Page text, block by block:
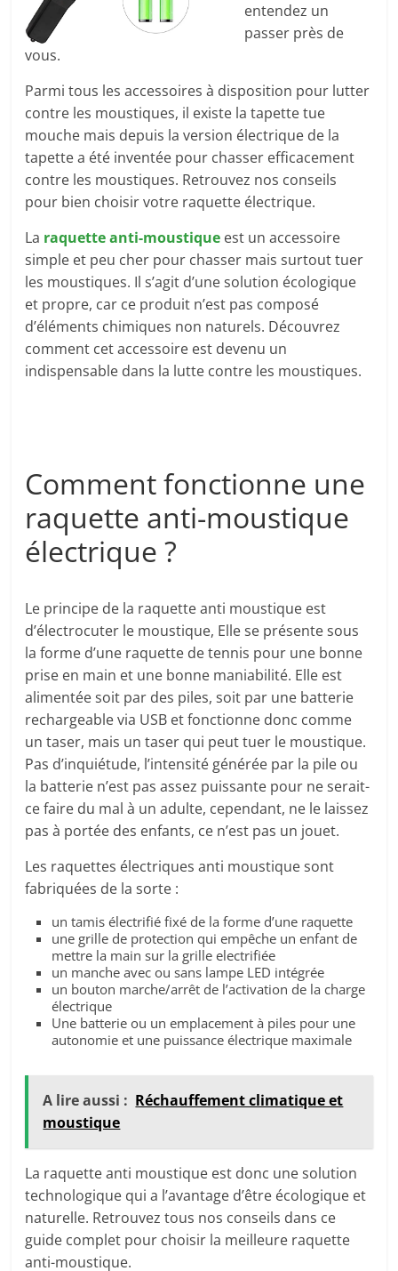
entendez un
passer près de
vous.
Parmi tous les accessoires à disposition pour lutter
contre les moustiques, il existe la tapette tue
mouche mais depuis la version électrique de la
tapette a été inventée pour chasser efficacement
contre les moustiques. Retrouvez nos conseils
pour bien choisir votre raquette électrique.
La raquette anti-moustique est un accessoire
simple et peu cher pour chasser mais surtout tuer
les moustiques. Il s’agit d’une solution écologique
et propre, car ce produit n’est pas composé
d’éléments chimiques non naturels. Découvrez
comment cet accessoire est devenu un
indispensable dans la lutte contre les moustiques.
Comment fonctionne une
raquette anti-moustique
électrique ?
Le principe de la raquette anti moustique est
d’électrocuter le moustique, Elle se présente sous
la forme d’une raquette de tennis pour une bonne
prise en main et une bonne maniabilité. Elle est
alimentée soit par des piles, soit par une batterie
rechargeable via USB et fonctionne donc comme
un taser, mais un taser qui peut tuer le moustique.
Pas d’inquiétude, l’intensité générée par la pile ou
la batterie n’est pas assez puissante pour ne serait-
ce faire du mal à un adulte, cependant, ne le laissez
pas à portée des enfants, ce n’est pas un jouet.
Les raquettes électriques anti moustique sont
fabriquées de la sorte :
un tamis électrifié fixé de la forme d’une raquette
une grille de protection qui empêche un enfant de
mettre la main sur la grille electrifiée
un manche avec ou sans lampe LED intégrée
un bouton marche/arrêt de l’activation de la charge
électrique
Une batterie ou un emplacement à piles pour une
autonomie et une puissance électrique maximale
A lire aussi : Réchauffement climatique et
moustique
La raquette anti moustique est donc une solution
technologique qui a l’avantage d’être écologique et
naturelle. Retrouvez tous nos conseils dans ce
guide complet pour choisir la meilleure raquette
anti-moustique.